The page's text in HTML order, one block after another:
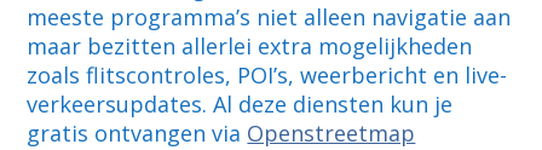
meeste programma’s niet alleen navigatie aan
maar bezitten allerlei extra mogelijkheden
zoals flitscontroles, POI’s, weerbericht en live-
verkeersupdates. Al deze diensten kun je
gratis ontvangen via Openstreetmap